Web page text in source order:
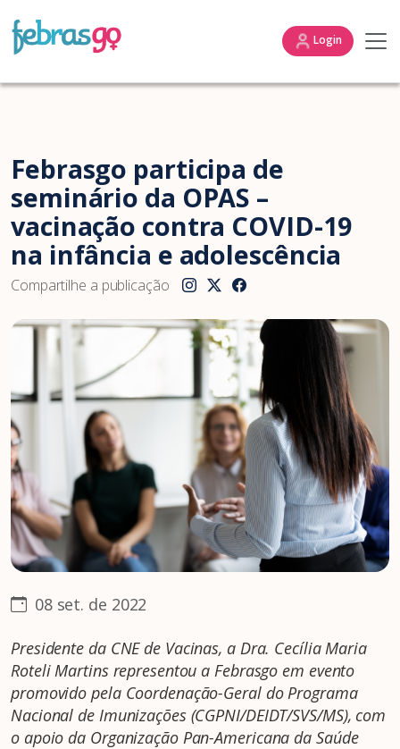
Login
Febrasgo participa de
seminário da OPAS –
vacinação contra COVID-19
na infância e adolescência
Compartilhe a publicação
08 set. de 2022
Presidente da CNE de Vacinas, a Dra. Cecília Maria
Roteli Martins representou a Febrasgo em evento
promovido pela Coordenação-Geral do Programa
Nacional de Imunizações (CGPNI/DEIDT/SVS/MS), com
o apoio da Organização Pan-Americana da Saúde